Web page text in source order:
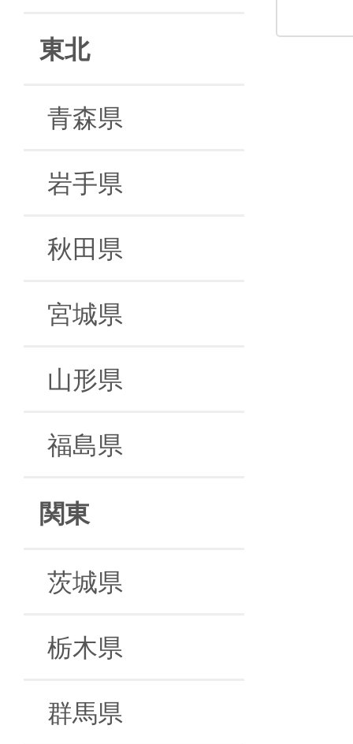
東北
青森県
岩手県
秋田県
宮城県
山形県
福島県
関東
茨城県
栃木県
群馬県